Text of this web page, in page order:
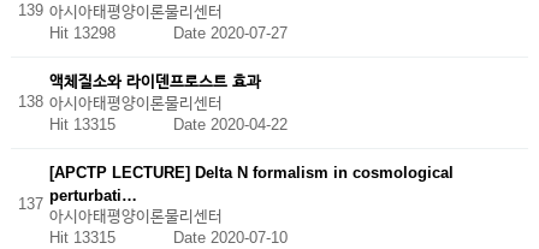
139 아시아태평양이론물리센터
Hit 13298 Date 2020-07-27
138
액체질소와 라이덴프로스트 효과
아시아태평양이론물리센터
Hit 13315 Date 2020-04-22
137
[APCTP LECTURE] Delta N formalism in cosmological
perturbati…
아시아태평양이론물리센터
Hit 13315
Date 2020-07-10